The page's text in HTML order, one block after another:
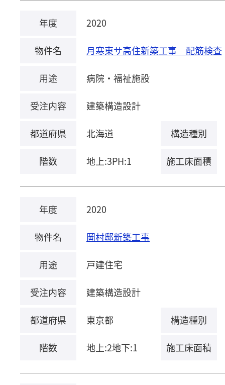
年度 2020
物件名 月寒東サ高住新築工事 配筋検査
用途 病院・福祉施設
受注内容 建築構造設計
都道府県 北海道 構造種別
階数 地上:3PH:1 施工床面積
年度 2020
物件名 岡村邸新築工事
用途 戸建住宅
受注内容 建築構造設計
都道府県 東京都 構造種別
階数 地上:2地下:1 施工床面積